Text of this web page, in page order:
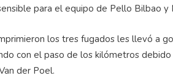
para el equipo de Pello Bilbao y
los tres fugados les llevó a
con el paso de los kilómetros
der Poel.